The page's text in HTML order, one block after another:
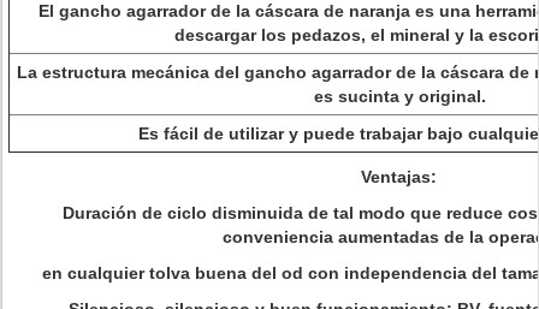
El gancho agarrador de la cáscara de naranja es una
descargar los pedazos, el mineral y la
La estructura mecánica del gancho agarrador de la cáscara de
es sucinta y original.
Es fácil de utilizar y puede trabajar bajo
Ventajas:
Duración de ciclo disminuida de tal modo que reduce
conveniencia aumentadas de la
en cualquier tolva buena del od con independencia del